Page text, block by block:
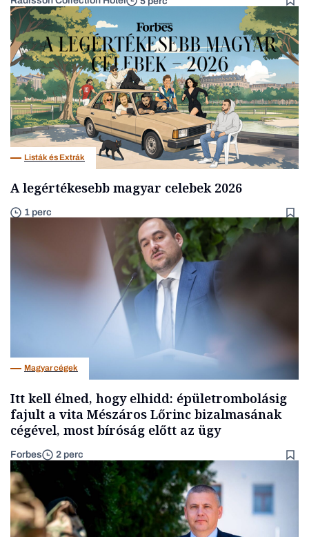
Listák és Extrák
A legértékesebb magyar celebek 2026
1 perc
Magyar cégek
Itt kell élned, hogy elhidd: épületrombolásig
fajult a vita Mészáros Lőrinc bizalmasának
cégével, most bíróság előtt az ügy
Forbes 2 perc